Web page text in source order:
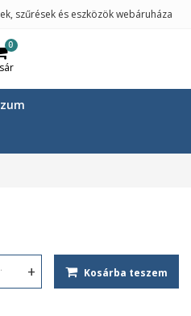
szűrések és eszközök webáruháza
0
Contec 08E
Kosárba teszem